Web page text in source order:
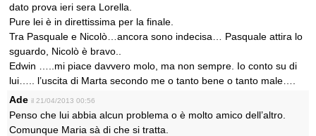
dato prova ieri sera Lorella.
Pure lei è in direttissima per la finale.
Tra Pasquale e Nicolò…ancora sono indecisa… Pasquale attira lo
sguardo, Nicolò è bravo..
Edwin …..mi piace davvero molo, ma non sempre. Io conto su di
lui….. l’uscita di Marta secondo me o tanto bene o tanto male….
Ade il 21/04/2013 00:56
Penso che lui abbia alcun problema o è molto amico dell’altro.
Comunque Maria sà di che si tratta.